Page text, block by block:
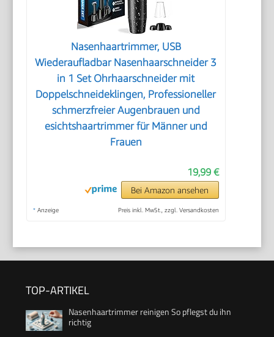
Nasenhaartrimmer, USB
Wiederaufladbar Nasenhaarschneider 3
in 1 Set Ohrhaarschneider mit
Doppelschneideklingen, Professioneller
schmerzfreier Augenbrauen und
esichtshaartrimmer für Männer und
Frauen
19,99 €
Bei Amazon ansehen
* Anzeige Preis inkl. MwSt., zzgl. Versandkosten
TOP-ARTIKEL
Nasenhaartrimmer reinigen So pflegst du ihn
richtig